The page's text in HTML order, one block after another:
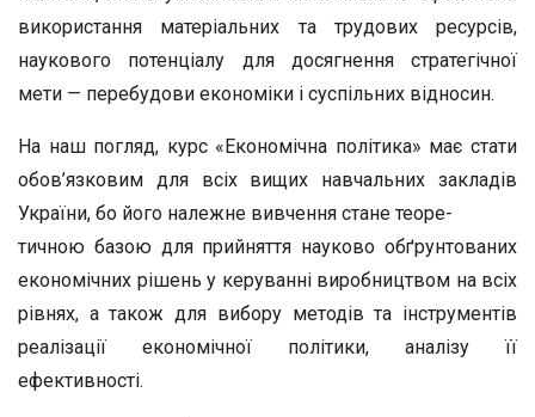
використання матеріальних та трудових ресурсів,
наукового потенціалу для досягнення стратегічної
мети — перебудови економіки і суспільних відносин.
На наш погляд, курс «Економічна політика» має стати
обов’язковим для всіх вищих навчальних закладів
України, бо його належне вивчення стане теоре-
тичною базою для прийняття науково обґрунтованих
економічних рішень у керуванні виробництвом на всіх
рівнях, а також для вибору методів та інструментів
реалізації економічної політики, аналізу її
ефективності.